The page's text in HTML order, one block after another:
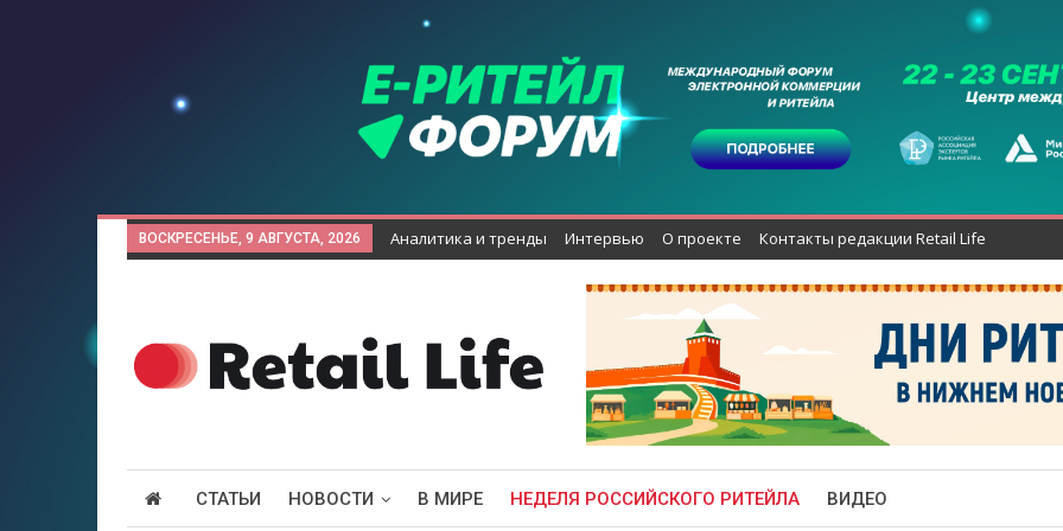
ВОСКРЕСЕНЬЕ, 9 АВГУСТА, 2026 Аналитика и тренды Интервью О проекте Контакты редакции Retail Life
СТАТЬИ НОВОСТИ В МИРЕ НЕДЕЛЯ РОССИЙСКОГО РИТЕЙЛА ВИДЕО